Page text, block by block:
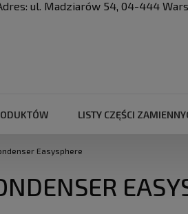
ul. Madziarów 54, 04-444
LISTY CZĘŚCI
Easysphere